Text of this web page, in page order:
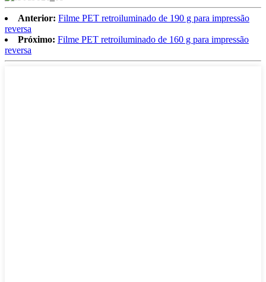
Anterior: Filme PET retroiluminado de 190 g para impressão
reversa
Próximo: Filme PET retroiluminado de 160 g para impressão
reversa